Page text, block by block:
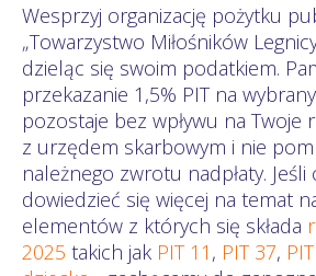
Wesprzyj organizację pożytku
„Towarzystwo Miłośników
dzieląc się swoim podatkiem.
przekazanie 1,5% PIT na
pozostaje bez wpływu na Twoje
z urzędem skarbowym i nie
należnego zwrotu nadpłaty. Jeśli
dowiedzieć się więcej na temat
elementów z których się składa
2025 takich jak PIT 11 , PIT 37,